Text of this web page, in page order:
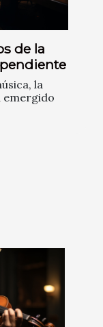
de la
la
emergido